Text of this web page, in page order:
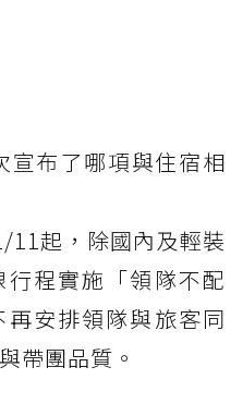
宣布了哪項與住宿相
11起，除國內及輕裝
行程實施「領隊不配
安排領隊與旅客同
帶團品質。